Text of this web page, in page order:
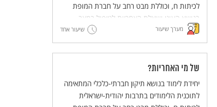
לכיתות ח, וכוללת מבט רחב על חברת המופת
בנושא העוני ושאלת האחריות לטיפול במצב.
מערך שיעור שיעור אחד
של מי האחריות?
יחידת לימוד בנושא תיקון חברתי-כלכלי המתאימה
לתוכנית הלימודים בתרבות יהודית-ישראלית